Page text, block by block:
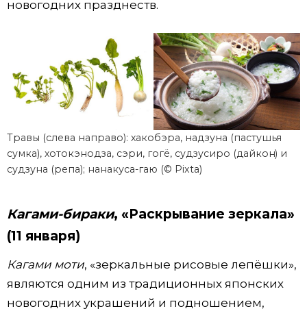
новогодних празднеств.
Травы (слева направо): хакобэра, надзуна (пастушья
сумка), хотокэнодза, сэри, гогё, судзусиро (дайкон) и
судзуна (репа); нанакуса-гаю (© Pixta)
Кагами-бираки, «Раскрывание зеркала»
(11 января)​
Кагами моти, «зеркальные рисовые лепёшки»,
являются одним из традиционных японских
новогодних украшений и подношением,